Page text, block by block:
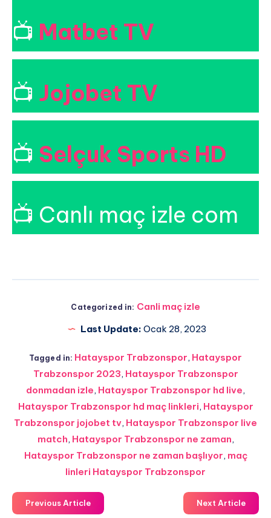
📺 Matbet TV
📺 Jojobet TV
📺 Selçuk Sports HD
📺 Canlı maç izle com
Categorized in: Canli maç izle
Last Update: Ocak 28, 2023
Tagged in: Hatayspor Trabzonspor, Hatayspor
Trabzonspor 2023, Hatayspor Trabzonspor
donmadan izle, Hatayspor Trabzonspor hd live,
Hatayspor Trabzonspor hd maç linkleri, Hatayspor
Trabzonspor jojobet tv, Hatayspor Trabzonspor live
match, Hatayspor Trabzonspor ne zaman,
Hatayspor Trabzonspor ne zaman başlıyor, maç
linleri Hatayspor Trabzonspor
Previous Article Next Article